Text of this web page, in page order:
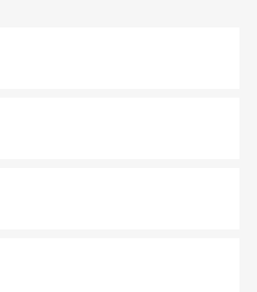
の風情を楽しめる外せないスポット